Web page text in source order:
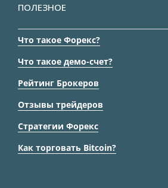
ПОЛЕЗНОЕ
Что такое Форекс?
Что такое демо-счет?
Рейтинг Брокеров
Отзывы трейдеров
Стратегии Форекс
Как торговать Bitcoin?